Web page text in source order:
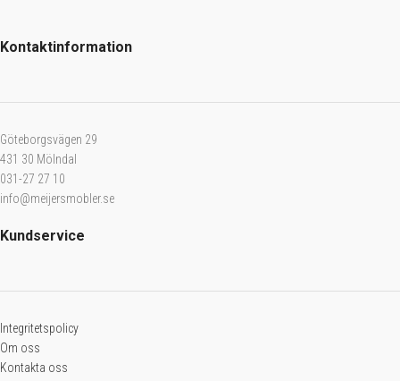
Kontaktinformation
Göteborgsvägen 29
431 30 Mölndal
031-27 27 10
info@meijersmobler.se
Kundservice
Integritetspolicy
Om oss
Kontakta oss